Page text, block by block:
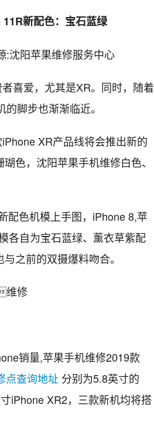
新配色：宝石蓝绿
:沈阳苹果维修服务中心
喜爱，尤其是XR。同时，随着
脚步也渐渐临近。
XR产品线将会推出新的
色，沈阳苹果手机维修白色、
色机模上手图，iPhone 8,苹
各自为宝石蓝绿、薰衣草紫配
之前的双摄爆料吻合。
销量,苹果手机维修2019款
点查询地址 分别为5.8英寸的
iPhone XR2，三款新机均将搭